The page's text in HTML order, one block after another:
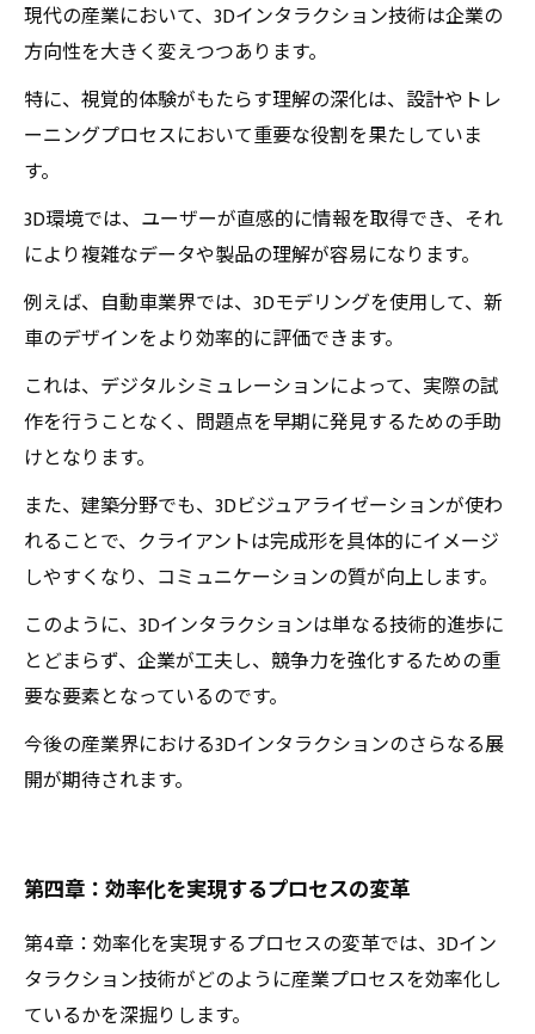
現代の産業において、3Dインタラクション技術は企業の
方向性を大きく変えつつあります。
特に、視覚的体験がもたらす理解の深化は、設計やトレ
ーニングプロセスにおいて重要な役割を果たしていま
す。
3D環境では、ユーザーが直感的に情報を取得でき、それ
により複雑なデータや製品の理解が容易になります。
例えば、自動車業界では、3Dモデリングを使用して、新
車のデザインをより効率的に評価できます。
これは、デジタルシミュレーションによって、実際の試
作を行うことなく、問題点を早期に発見するための手助
けとなります。
また、建築分野でも、3Dビジュアライゼーションが使わ
れることで、クライアントは完成形を具体的にイメージ
しやすくなり、コミュニケーションの質が向上します。
このように、3Dインタラクションは単なる技術的進歩に
とどまらず、企業が工夫し、競争力を強化するための重
要な要素となっているのです。
今後の産業界における3Dインタラクションのさらなる展
開が期待されます。
第四章：効率化を実現するプロセスの変革
第4章：効率化を実現するプロセスの変革では、3Dイン
タラクション技術がどのように産業プロセスを効率化し
ているかを深掘りします。